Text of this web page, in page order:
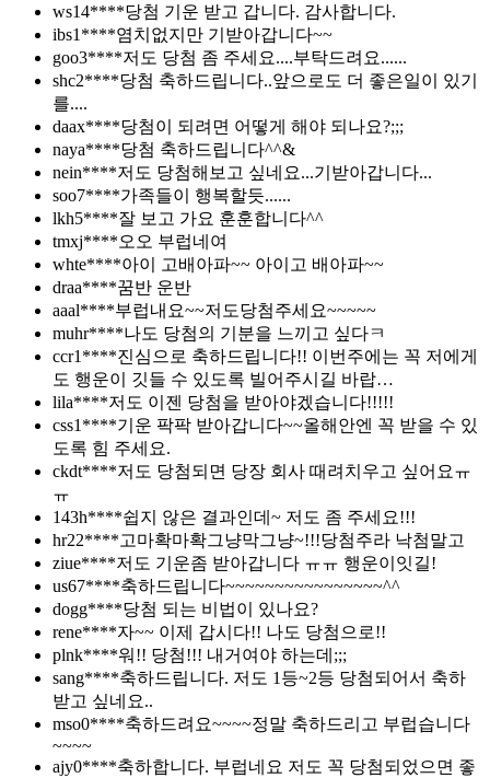
ws14****당첨 기운 받고 갑니다. 감사합니다.
ibs1****염치없지만 기받아갑니다~~
goo3****저도 당첨 좀 주세요....부탁드려요......
shc2****당첨 축하드립니다..앞으로도 더 좋은일이 있기
를....
daax****당첨이 되려면 어떻게 해야 되나요?;;;
naya****당첨 축하드립니다^^&
nein****저도 당첨해보고 싶네요...기받아갑니다...
soo7****가족들이 행복할듯......
lkh5****잘 보고 가요 훈훈합니다^^
tmxj****오오 부럽네여
whte****아이 고배아파~~ 아이고 배아파~~
draa****꿈반 운반
aaal****부럽내요~~저도당첨주세요~~~~~
muhr****나도 당첨의 기분을 느끼고 싶다ㅋ
ccr1****진심으로 축하드립니다!! 이번주에는 꼭 저에게
도 행운이 깃들 수 있도록 빌어주시길 바랍…
lila****저도 이젠 당첨을 받아야겠습니다!!!!!
css1****기운 팍팍 받아갑니다~~올해안엔 꼭 받을 수 있
도록 힘 주세요.
ckdt****저도 당첨되면 당장 회사 때려치우고 싶어요ㅠ
ㅠ
143h****쉽지 않은 결과인데~ 저도 좀 주세요!!!
hr22****고마확마확그냥막그냥~!!!당첨주라 낙첨말고
ziue****저도 기운좀 받아갑니다 ㅠㅠ 행운이잇길!
us67****축하드립니다~~~~~~~~~~~~~~~~^^
dogg****당첨 되는 비법이 있나요?
rene****자~~ 이제 갑시다!! 나도 당첨으로!!
plnk****워!! 당첨!!! 내거여야 하는데;;;
sang****축하드립니다. 저도 1등~2등 당첨되어서 축하
받고 싶네요..
mso0****축하드려요~~~~정말 축하드리고 부럽습니다
~~~~
ajy0****축하합니다. 부럽네요 저도 꼭 당첨되었으면 좋